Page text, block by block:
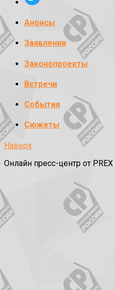
Анонсы
Заявления
Законопроекты
Встречи
События
Сюжеты
Наверх
Онлайн пресс-центр от